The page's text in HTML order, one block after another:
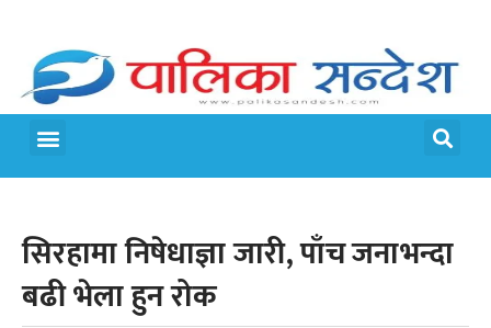
सिरहामा निषेधाज्ञा जारी, पाँच जनाभन्दा
बढी भेला हुन रोक